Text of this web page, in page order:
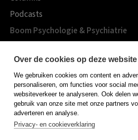
Podcasts
Boom Psychologie & Psychiatrie
Publiceren bij Boom
Contact
Over de cookies op deze website
We gebruiken cookies om content en
personaliseren, om functies voor social
websiteverkeer te analyseren. Ook delen
gebruik van onze site met onze partners
adverteren en analyse.
Privacy- en cookieverklaring